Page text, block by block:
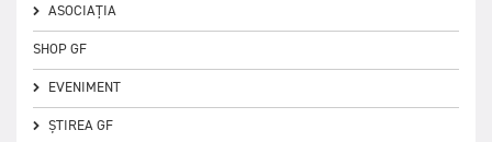
ASOCIAȚIA
SHOP GF
EVENIMENT
ȘTIREA GF